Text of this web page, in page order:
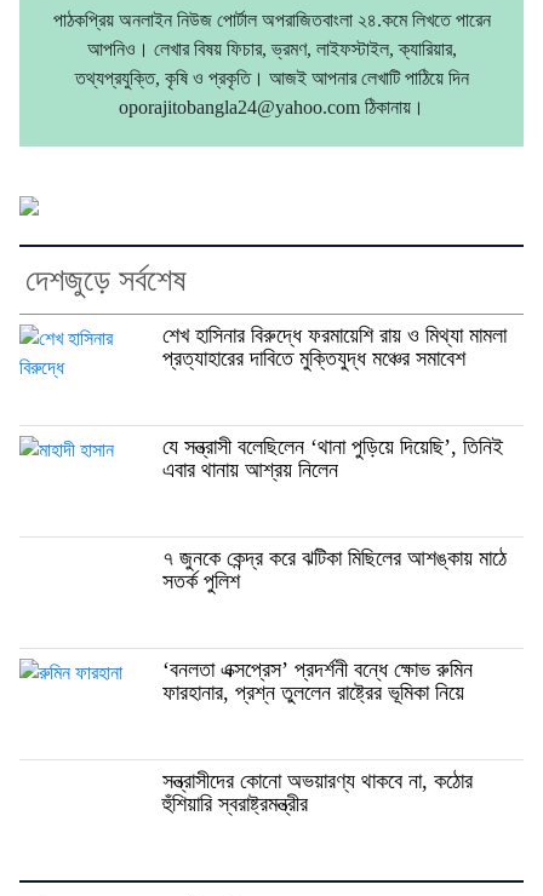
পাঠকপ্রিয় অনলাইন নিউজ পোর্টাল অপরাজিতবাংলা ২৪.কমে লিখতে পারেন
আপনিও। লেখার বিষয় ফিচার, ভ্রমণ, লাইফস্টাইল, ক্যারিয়ার,
তথ্যপ্রযুক্তি, কৃষি ও প্রকৃতি। আজই আপনার লেখাটি পাঠিয়ে দিন
oporajitobangla24@yahoo.com ঠিকানায়।
দেশজুড়ে সর্বশেষ
শেখ হাসিনার বিরুদ্ধে ফরমায়েশি রায় ও মিথ্যা মামলা
প্রত্যাহারের দাবিতে মুক্তিযুদ্ধ মঞ্চের সমাবেশ
যে সন্ত্রাসী বলেছিলেন ‘থানা পুড়িয়ে দিয়েছি’, তিনিই
এবার থানায় আশ্রয় নিলেন
৭ জুনকে কেন্দ্র করে ঝটিকা মিছিলের আশঙ্কায় মাঠে
সতর্ক পুলিশ
‘বনলতা এক্সপ্রেস’ প্রদর্শনী বন্ধে ক্ষোভ রুমিন
ফারহানার, প্রশ্ন তুললেন রাষ্ট্রের ভূমিকা নিয়ে
সন্ত্রাসীদের কোনো অভয়ারণ্য থাকবে না, কঠোর
হুঁশিয়ারি স্বরাষ্ট্রমন্ত্রীর